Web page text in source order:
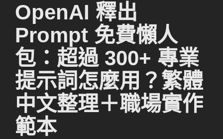
OpenAI 釋出
Prompt 免費懶人
包：超過 300+ 專業
提示詞怎麼用？繁體
中文整理＋職場實作
範本